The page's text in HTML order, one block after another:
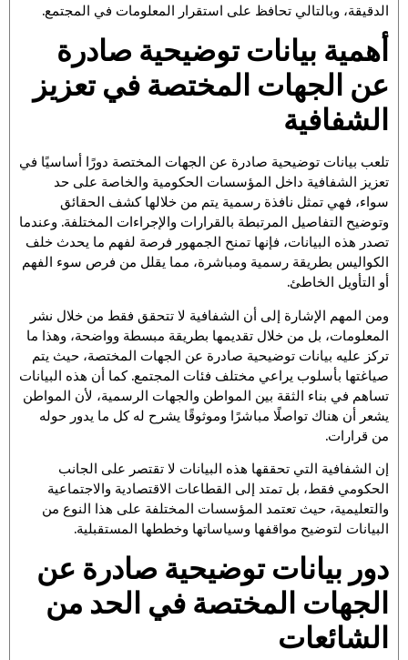
الدقيقة، وبالتالي تحافظ على استقرار المعلومات في المجتمع.
أهمية بيانات توضيحية صادرة
عن الجهات المختصة في تعزيز
الشفافية
تلعب بيانات توضيحية صادرة عن الجهات المختصة دورًا أساسيًا في
تعزيز الشفافية داخل المؤسسات الحكومية والخاصة على حد
سواء، فهي تمثل نافذة رسمية يتم من خلالها كشف الحقائق
وتوضيح التفاصيل المرتبطة بالقرارات والإجراءات المختلفة. وعندما
تصدر هذه البيانات، فإنها تمنح الجمهور فرصة لفهم ما يحدث خلف
الكواليس بطريقة رسمية ومباشرة، مما يقلل من فرص سوء الفهم
أو التأويل الخاطئ.
ومن المهم الإشارة إلى أن الشفافية لا تتحقق فقط من خلال نشر
المعلومات، بل من خلال تقديمها بطريقة مبسطة وواضحة، وهذا ما
تركز عليه بيانات توضيحية صادرة عن الجهات المختصة، حيث يتم
صياغتها بأسلوب يراعي مختلف فئات المجتمع. كما أن هذه البيانات
تساهم في بناء الثقة بين المواطن والجهات الرسمية، لأن المواطن
يشعر أن هناك تواصلًا مباشرًا وموثوقًا يشرح له كل ما يدور حوله
من قرارات.
إن الشفافية التي تحققها هذه البيانات لا تقتصر على الجانب
الحكومي فقط، بل تمتد إلى القطاعات الاقتصادية والاجتماعية
والتعليمية، حيث تعتمد المؤسسات المختلفة على هذا النوع من
البيانات لتوضيح مواقفها وسياساتها وخططها المستقبلية.
دور بيانات توضيحية صادرة عن
الجهات المختصة في الحد من
الشائعات